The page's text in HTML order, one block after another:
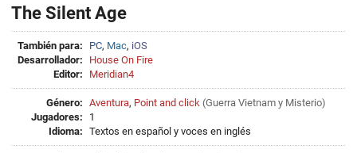
The Silent Age
También para: PC, Mac, iOS
Desarrollador:
House On Fire
Editor:
Meridian4
Género: Aventura, Point and click (Guerra Vietnam y Misterio)
Jugadores:
1
Idioma: Textos en español y voces en inglés